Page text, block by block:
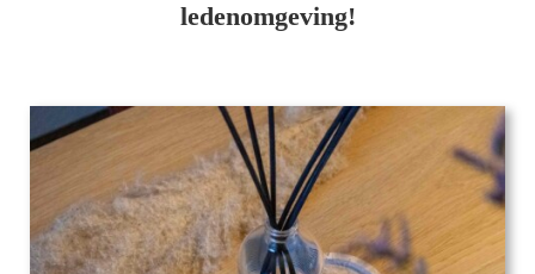
ledenomgeving!